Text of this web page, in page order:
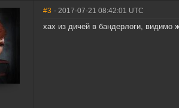
#3 - 2017-07-21 08:42:01 UTC
хах из дичей в бандерлоги, видимо